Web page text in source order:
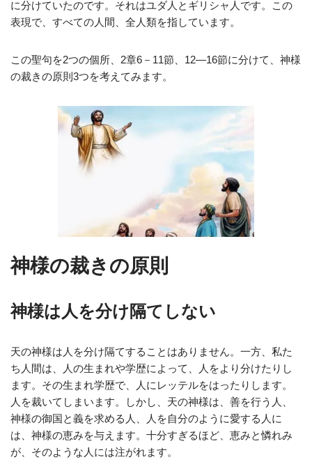
に分けていたのです。それはユダ人とギリシャ人です。この
表現で、すべての人間、全人類を指しています。
この聖句を2つの個所、2章6－11節、12―16節に分けて、神様
の裁きの原則3つを考えてみます。
神様の裁きの原則
神様は人を分け隔てしない
天の神様は人を分け隔てすることはありません。一方、私た
ち人間は、人の生まれや学歴によって、人をより分けたりし
ます。その生まれ学歴で、人にレッテルをはったりします。
人を裁いてしまいます。しかし、天の神様は、善を行う人、
神様の御国と義を求める人、人を自分のように愛する人に
は、神様の恵みを与えます。十分すぎるほど、恵みと憐れみ
が、そのような人には注がれます。